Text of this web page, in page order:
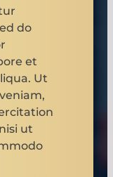
do
et
Ut
ut